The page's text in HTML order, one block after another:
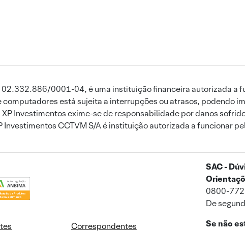
02.332.886/0001-04, é uma instituição financeira autorizada a
está sujeita a interrupções ou atrasos, podendo
Investimentos exime-se de responsabilidade por danos
CCTVM S/A é instituição autorizada a funcionar
Correspondentes
SAC -
0800-
De
Se não